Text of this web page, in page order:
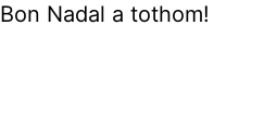
Bon Nadal a tothom!